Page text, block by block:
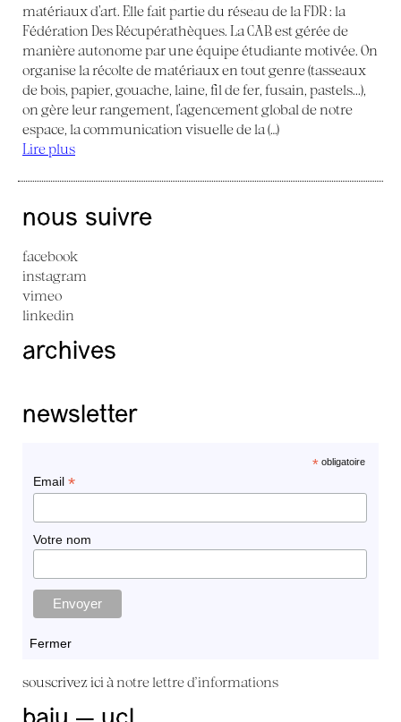
matériaux d’art. Elle fait partie du réseau de la FDR : la
Fédération Des Récupérathèques. La CAB est gérée de
manière autonome par une équipe étudiante motivée. On
organise la récolte de matériaux en tout genre (tasseaux
de bois, papier, gouache, laine, fil de fer, fusain, pastels...),
on gère leur rangement, l’agencement global de notre
espace, la communication visuelle de la (…)
Lire plus
nous suivre
facebook
instagram
vimeo
linkedin
archives
newsletter
*obligatoire
Email *
Votre nom
Fermer
souscrivez ici à notre lettre d'informations